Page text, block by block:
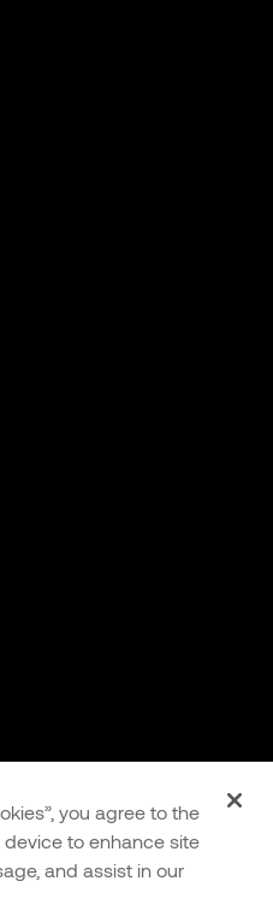
you agree to the
to enhance site
and assist in our